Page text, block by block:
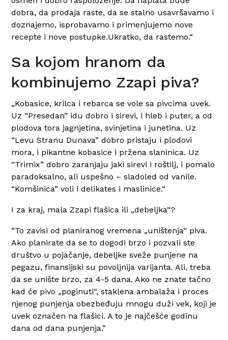
dobra, da prodaja raste, da se stalno usavršavamo i
doznajemo, isprobavamo i primenjujemo nove
recepte i nove postupke.Ukratko, da rastemo.“
Sa kojom hranom da
kombinujemo Zzapi piva?
„Kobasice, krilca i rebarca se vole sa pivcima uvek.
Uz “Presedan” idu dobro i sirevi, i hleb i puter, a od
plodova tora jagnjetina, svinjetina i junetina. Uz
“Levu Stranu Dunava” dobro pristaju i plodovi
mora, i pikantne kobasice i pržena slaninica. Uz
“Trimix” dobro zaranjaju jaki sirevi i roštilj, i pomalo
paradoksalno, ali uspešno – sladoled od vanile.
“Komšinica” voli i delikates i maslinice.“
I za kraj, mala Zzapi flašica ili „debeljka“?
“To zavisi od planiranog vremena „uništenja“ piva.
Ako planirate da se to dogodi brzo i pozvali ste
društvo u pojačanje, debeljke sveže punjene na
pegazu, finansijski su povoljnija varijanta. Ali, treba
da se unište brzo, za 4-5 dana. Ako ne znate tačno
kad će pivo „poginuti“, staklena ambalaža i proces
njenog punjenja obezbeđuju mnogu duži vek, koji je
uvek označen na flašici. A to je najčešće godinu
dana od dana punjenja.”